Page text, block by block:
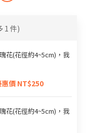
1 件)
花(花徑約4~5cm)，我
價 NT$250
花(花徑約4~5cm)，我